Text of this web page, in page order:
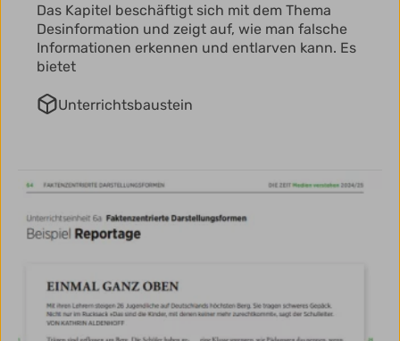
Das Kapitel beschäftigt sich mit dem Thema
Desinformation und zeigt auf, wie man falsche
Informationen erkennen und entlarven kann. Es
bietet
Unterrichtsbaustein